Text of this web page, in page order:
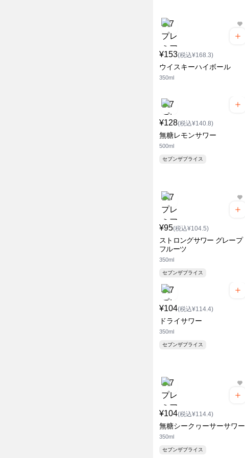
¥153(税込¥168.3)
ウイスキーハイボール
350ml
¥128(税込¥140.8)
無糖レモンサワー
500ml
セブンザプライス
¥95(税込¥104.5)
ストロングサワー グレープ
フルーツ
350ml
セブンザプライス
¥104(税込¥114.4)
ドライサワー
350ml
セブンザプライス
¥104(税込¥114.4)
無糖シークヮーサーサワー
350ml
セブンザプライス